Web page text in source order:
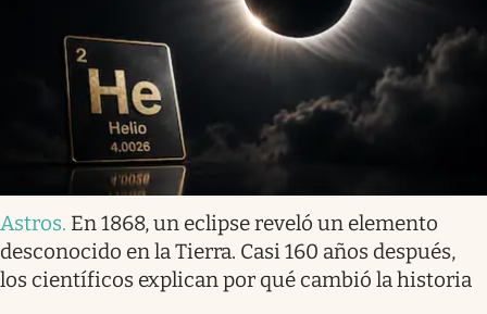
Astros. En 1868, un eclipse reveló un elemento
desconocido en la Tierra. Casi 160 años después,
los científicos explican por qué cambió la historia